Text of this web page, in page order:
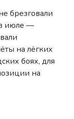
брезговали
июле —
на лёгких
боях, для
на